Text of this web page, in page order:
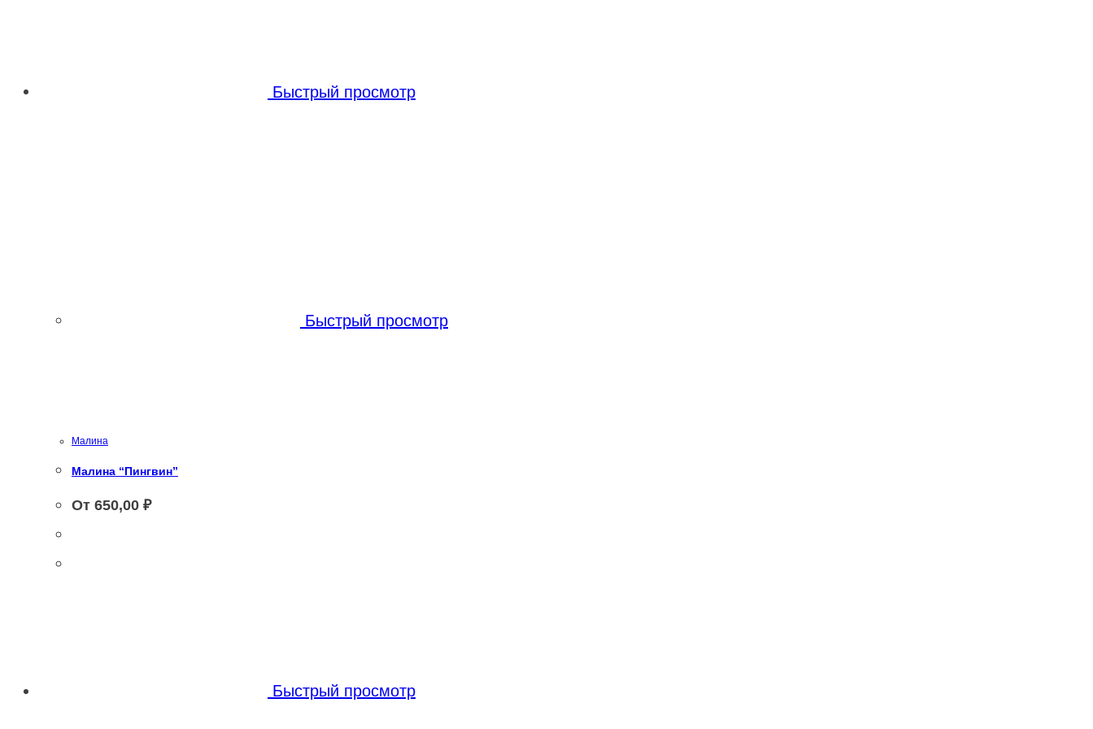
Быстрый просмотр
Быстрый просмотр
Малина
Малина “Пингвин”
От 650,00 ₽
Быстрый просмотр